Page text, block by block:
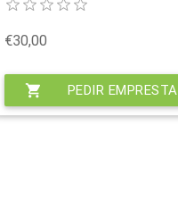
€30,00
shopping_cart PEDIR